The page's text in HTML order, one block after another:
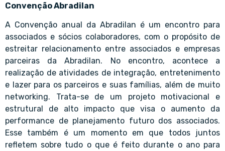
Convenção Abradilan
A Convenção anual da Abradilan é um encontro para
associados e sócios colaboradores, com o propósito de
estreitar relacionamento entre associados e empresas
parceiras da Abradilan. No encontro, acontece a
realização de atividades de integração, entretenimento
e lazer para os parceiros e suas famílias, além de muito
networking. Trata-se de um projeto motivacional e
estrutural de alto impacto que visa o aumento da
performance de planejamento futuro dos associados.
Esse também é um momento em que todos juntos
refletem sobre tudo o que é feito durante o ano para